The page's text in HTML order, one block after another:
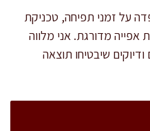
על זמני תפיחה, טכניקת
אפייה מדורגת. אני מלווה
שיבטיחו תוצאה